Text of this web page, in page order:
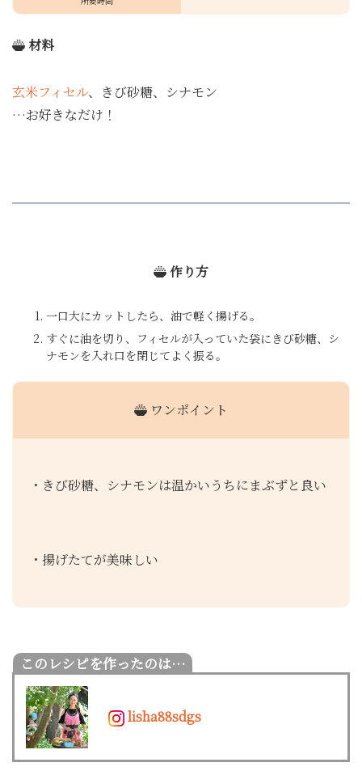
材料
玄米フィセル、きび砂糖、シナモン
…お好きなだけ！
作り方
一口大にカットしたら、油で軽く揚げる。
すぐに油を切り、フィセルが入っていた袋にきび砂糖、シ
ナモンを入れ口を閉じてよく振る。
ワンポイント
・きび砂糖、シナモンは温かいうちにまぶずと良い
・揚げたてが美味しい
lisha88sdgs